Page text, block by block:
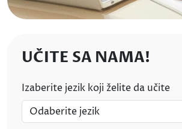
UČITE SA NAMA!
Izaberite jezik koji želite da učite